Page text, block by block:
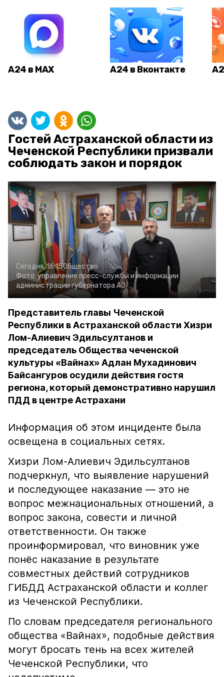
А24 в MAX А24 в Вконтакте
Гостей Астраханской области из
Чеченской Республики призвали
соблюдать закон и порядок
Сегодня, 16:15Общество
Фото: управление пресс-службы и информации
администрации губернатора АО
Представитель главы Чеченской
Республики в Астраханской области Хизри
Лом-Алиевич Эдильсултанов и
председатель Общества чеченской
культуры «Вайнах» Адлан Мухадинович
Байсангуров осудили действия гостя
региона, который демонстративно нарушил
ПДД в центре Астрахани
Информация об этом инциденте была
освещена в социальных сетях.
Хизри Лом-Алиевич Эдильсултанов
подчеркнул, что выявление нарушений
и последующее наказание — это не
вопрос межнациональных отношений, а
вопрос закона, совести и личной
ответственности. Он также
проинформировал, что виновник уже
понёс наказание в результате
совместных действий сотрудников
ГИБДД Астраханской области и коллег
из Чеченской Республики.
По словам председателя регионального
общества «Вайнах», подобные действия
могут бросать тень на всех жителей
Чеченской Республики, что